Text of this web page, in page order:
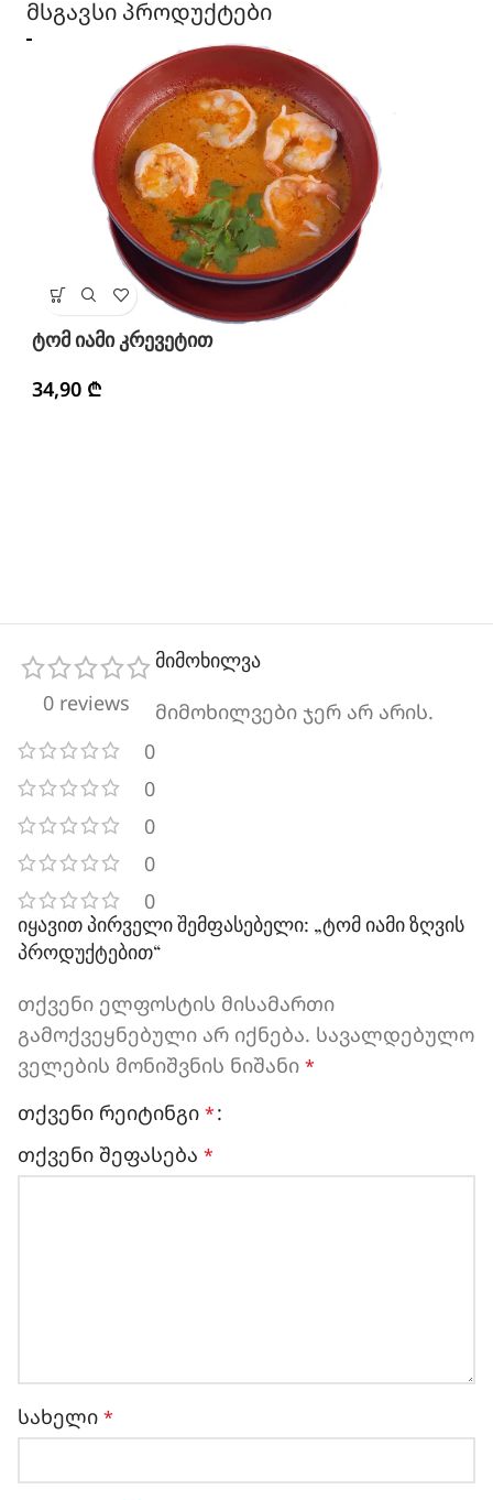
მსგავსი პროდუქტები
ტომ იამი კრევეტით
34,90 ₾
0 reviews
0
0
0
0
0
მიმოხილვა
მიმოხილვები ჯერ არ არის.
იყავით პირველი შემფასებელი: „ტომ იამი ზღვის
პროდუქტებით“
თქვენი ელფოსტის მისამართი
გამოქვეყნებული არ იქნება. სავალდებულო
ველების მონიშვნის ნიშანი *
თქვენი რეიტინგი *
თქვენი შეფასება *
სახელი *